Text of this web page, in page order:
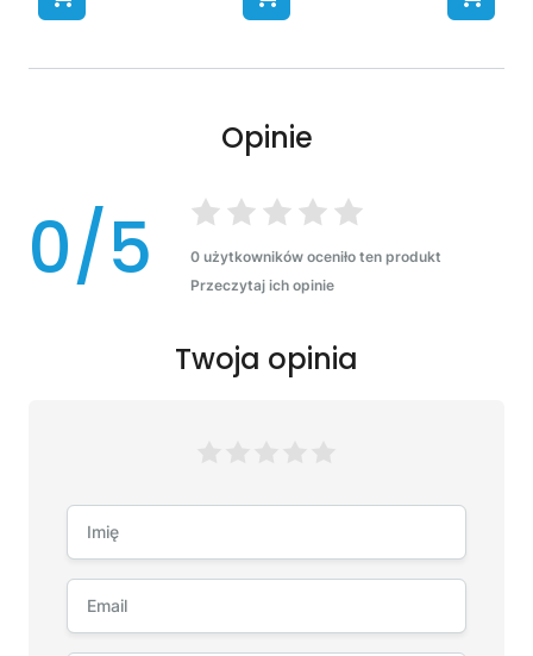
Opinie
0/5
0 użytkowników oceniło ten produkt
Przeczytaj ich opinie
Twoja opinia